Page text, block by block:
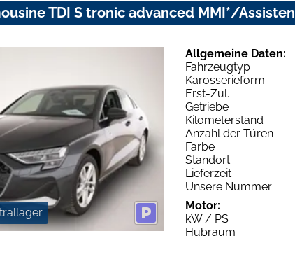
TDI S tronic advanced MMI*/Assisten
Allgemeine Daten:
Fahrzeugtyp
Karosserieform
Erst-Zul.
Getriebe
Kilometerstand
Anzahl der Türen
Farbe
Standort
Lieferzeit
Unsere Nummer
Motor:
kW / PS
Hubraum